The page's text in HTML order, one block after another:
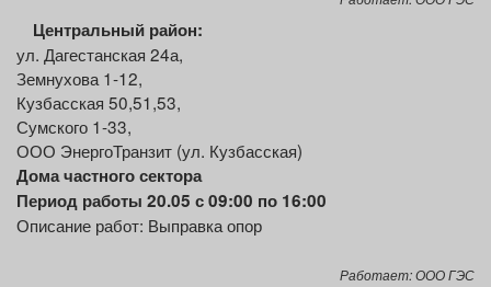
Центральный район:
ул. Дагестанская 24а,
Земнухова 1-12,
Кузбасская 50,51,53,
Сумского 1-33,
ООО ЭнергоТранзит (ул. Кузбасская)
Дома частного сектора
Период работы 20.05 с 09:00 по 16:00
Описание работ: Выправка опор
Работает: ООО ГЭС